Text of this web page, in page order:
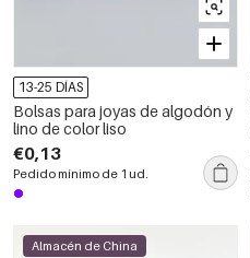
13-25 DÍAS
Bolsas para joyas de algodón y
lino de color liso
€0,13
Pedido mínimo de 1 ud.
Almacén de China